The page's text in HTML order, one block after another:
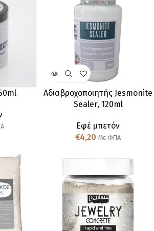
Αδιαβροχοποιητής Jesmonite
Sealer, 120ml
Εφέ μπετόν
€4,20 Με ΦΠΑ